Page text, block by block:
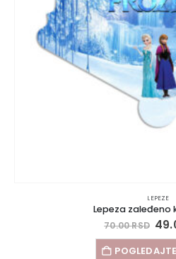
LEPEZE
Lepeza zaleđeno
70.00RSD